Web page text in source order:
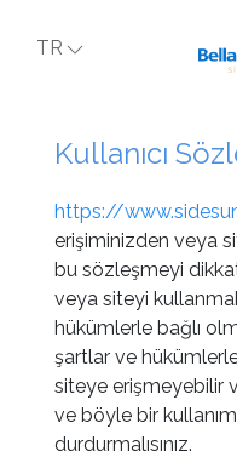
TR
Kullanıcı
https://
erişiminizden veya
bu sözleşmeyi
veya siteyi
hükümlerle bağlı
şartlar ve
siteye erişmeyebilir
ve böyle bir
durdurmalısınız.